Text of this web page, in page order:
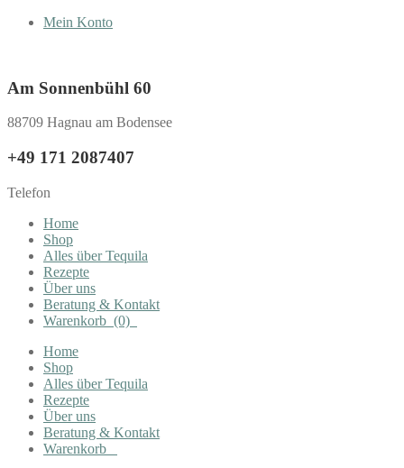
Mein Konto
Am Sonnenbühl 60
88709 Hagnau am Bodensee
+49 171 2087407
Telefon
Home
Shop
Alles über Tequila
Rezepte
Über uns
Beratung & Kontakt
Warenkorb (0)
Home
Shop
Alles über Tequila
Rezepte
Über uns
Beratung & Kontakt
Warenkorb